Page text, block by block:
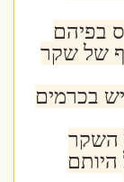
של שקר
בכרמים